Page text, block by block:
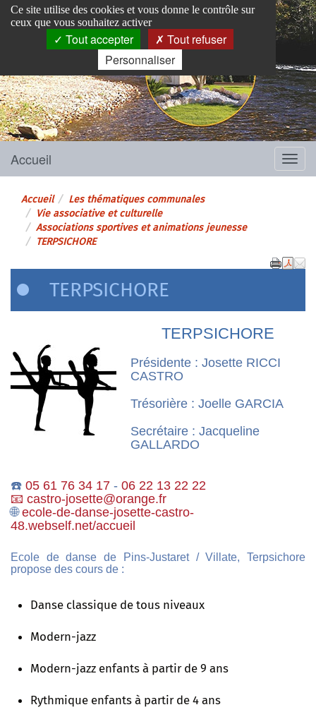
Pins-Justaret
Site officiel de la mairie
Menu
Accueil
Accueil
Les thématiques communales
Vie associative et culturelle
Associations sportives et animations jeunesse
TERPSICHORE
TERPSICHORE
TERPSICHORE
Présidente : Josette RICCI
CASTRO
Trésorière : Joelle GARCIA
Secrétaire : Jacqueline
GALLARDO
☎️ 05 61 76 34 17 - 06 22 13 22 22
📧 castro-josette@orange.fr
🌐ecole-de-danse-josette-castro-
48.webself.net/accueil
Ecole de danse de Pins-Justaret / Villate, Terpsichore
propose des cours de :
Danse classique de tous niveaux
Modern-jazz
Modern-jazz enfants à partir de 9 ans
Rythmique enfants à partir de 4 ans
Panneau de gestion des cookies
Ce site utilise des cookies et vous donne le contrôle sur
ceux que vous souhaitez activer
Tout accepter
Tout refuser
Personnaliser